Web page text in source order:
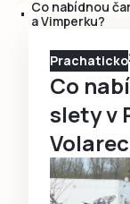
Co nabídnou
a Vimperku?
Prachaticko
Co
slety v